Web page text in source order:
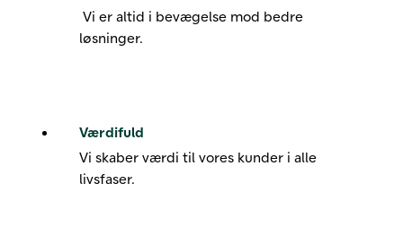
Vi er altid i bevægelse mod bedre
løsninger.
Værdifuld
Vi skaber værdi til vores kunder i alle
livsfaser.